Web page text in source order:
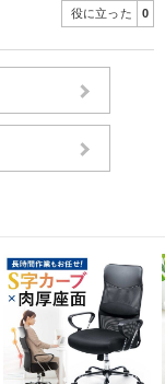
役に立った 0